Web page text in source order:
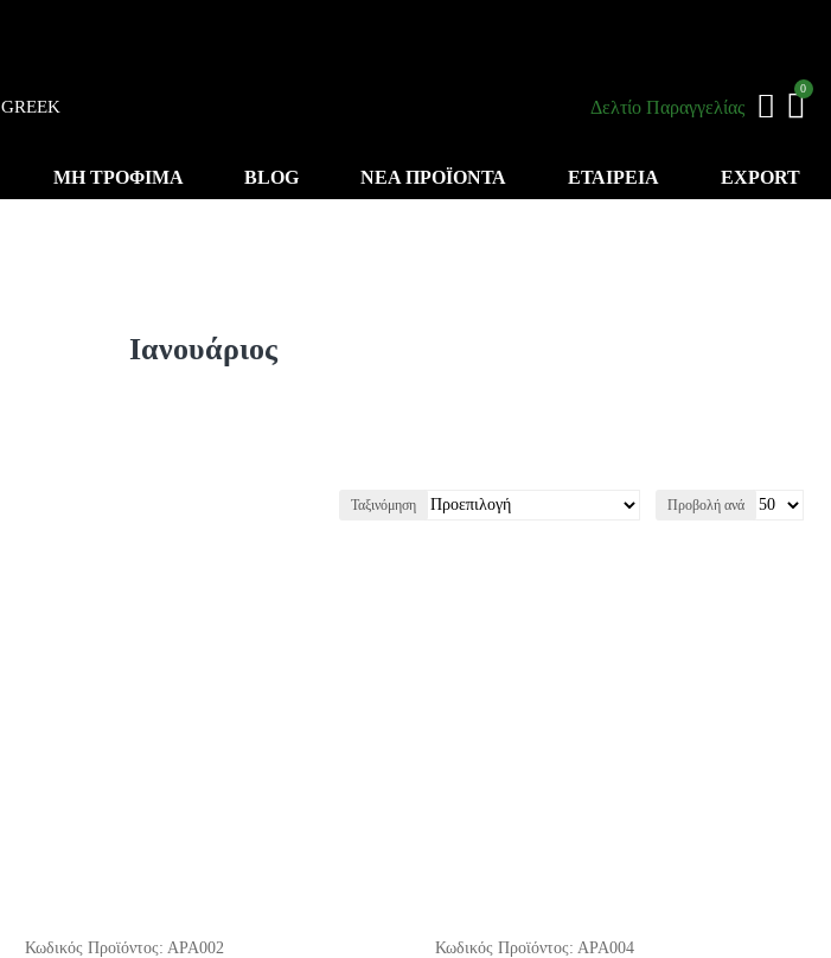
GREEK Δελτίο Παραγγελίας
0
ΜΗ ΤΡΟΦΙΜΑ BLOG ΝΕΑ ΠΡΟΪΟΝΤΑ ΕΤΑΙΡΕΙΑ EXPORT
Ιανουάριος
Ταξινόμηση Προβολή ανά
Κωδικός Προϊόντος: ΑΡΑ002 Κωδικός Προϊόντος: ΑΡΑ004